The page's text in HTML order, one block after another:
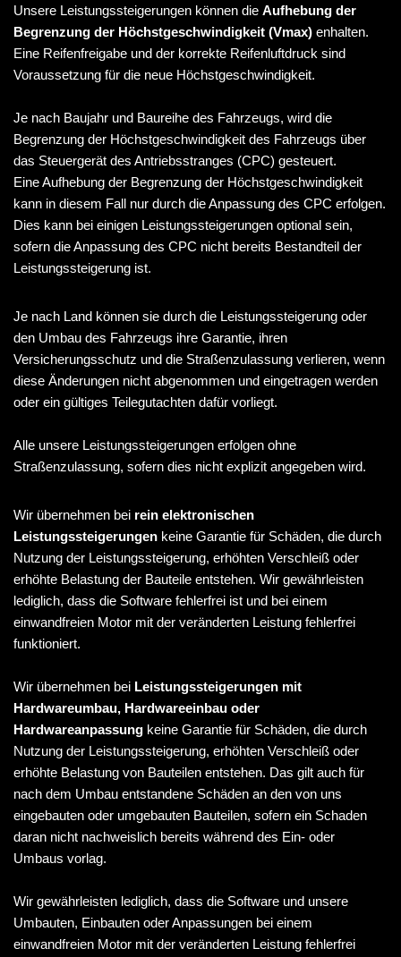
Unsere Leistungssteigerungen können die Aufhebung der
Begrenzung der Höchstgeschwindigkeit (Vmax) enhalten.
Eine Reifenfreigabe und der korrekte Reifenluftdruck sind
Voraussetzung für die neue Höchstgeschwindigkeit.
Je nach Baujahr und Baureihe des Fahrzeugs, wird die
Begrenzung der Höchstgeschwindigkeit des Fahrzeugs über
das Steuergerät des Antriebsstranges (CPC) gesteuert.
Eine Aufhebung der Begrenzung der Höchstgeschwindigkeit
kann in diesem Fall nur durch die Anpassung des CPC erfolgen.
Dies kann bei einigen Leistungssteigerungen optional sein,
sofern die Anpassung des CPC nicht bereits Bestandteil der
Leistungssteigerung ist.
Je nach Land können sie durch die Leistungssteigerung oder
den Umbau des Fahrzeugs ihre Garantie, ihren
Versicherungsschutz und die Straßenzulassung verlieren, wenn
diese Änderungen nicht abgenommen und eingetragen werden
oder ein gültiges Teilegutachten dafür vorliegt.
Alle unsere Leistungssteigerungen erfolgen ohne
Straßenzulassung, sofern dies nicht explizit angegeben wird.
Wir übernehmen bei rein elektronischen
Leistungssteigerungen keine Garantie für Schäden, die durch
Nutzung der Leistungssteigerung, erhöhten Verschleiß oder
erhöhte Belastung der Bauteile entstehen. Wir gewährleisten
lediglich, dass die Software fehlerfrei ist und bei einem
einwandfreien Motor mit der veränderten Leistung fehlerfrei
funktioniert.
Wir übernehmen bei Leistungssteigerungen mit
Hardwareumbau, Hardwareeinbau oder
Hardwareanpassung keine Garantie für Schäden, die durch
Nutzung der Leistungssteigerung, erhöhten Verschleiß oder
erhöhte Belastung von Bauteilen entstehen. Das gilt auch für
nach dem Umbau entstandene Schäden an den von uns
eingebauten oder umgebauten Bauteilen, sofern ein Schaden
daran nicht nachweislich bereits während des Ein- oder
Umbaus vorlag.
Wir gewährleisten lediglich, dass die Software und unsere
Umbauten, Einbauten oder Anpassungen bei einem
einwandfreien Motor mit der veränderten Leistung fehlerfrei